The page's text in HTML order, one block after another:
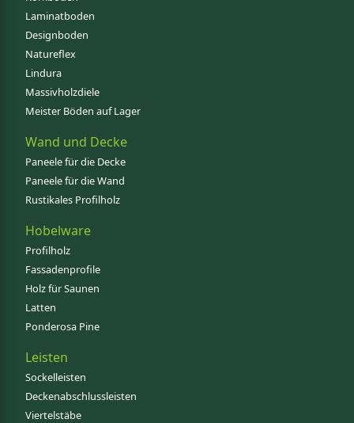
Laminatboden
Designboden
Natureflex
Lindura
Massivholzdiele
Meister Böden auf Lager
Wand und Decke
Paneele für die Decke
Paneele für die Wand
Rustikales Profilholz
Hobelware
Profilholz
Fassadenprofile
Holz für Saunen
Latten
Ponderosa Pine
Leisten
Sockelleisten
Deckenabschlussleisten
Viertelstäbe